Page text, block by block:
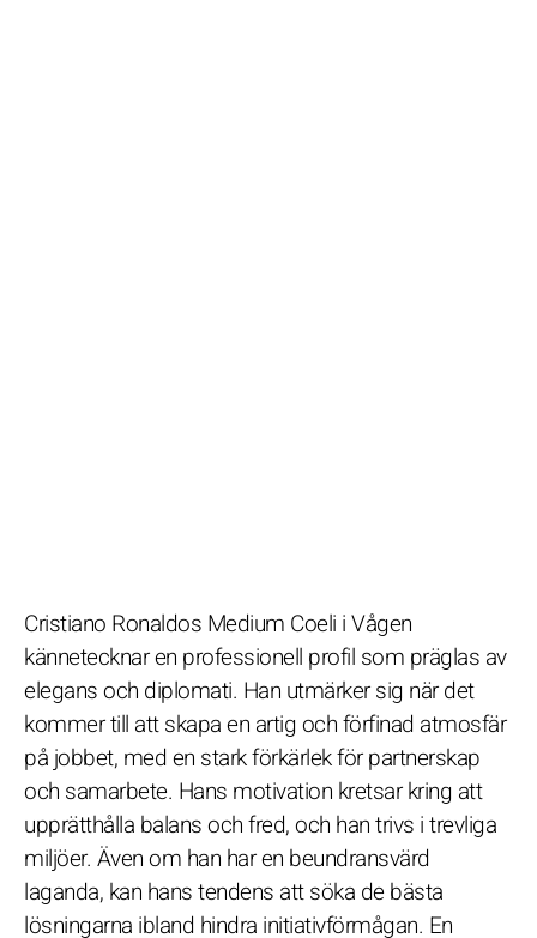
Cristiano Ronaldos Medium Coeli i Vågen
kännetecknar en professionell profil som präglas av
elegans och diplomati. Han utmärker sig när det
kommer till att skapa en artig och förfinad atmosfär
på jobbet, med en stark förkärlek för partnerskap
och samarbete. Hans motivation kretsar kring att
upprätthålla balans och fred, och han trivs i trevliga
miljöer. Även om han har en beundransvärd
laganda, kan hans tendens att söka de bästa
lösningarna ibland hindra initiativförmågan. En